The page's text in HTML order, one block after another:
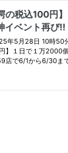
の税込100円
イベント再び!!
30まで開催
年5月28日 10時50
】１日で１万2000個
店で6/1から6/30ま